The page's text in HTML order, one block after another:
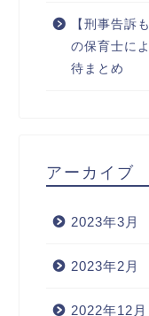
【刑事告訴
の保育士に
待まとめ
アーカイブ
2023年3月
2023年2月
2022年12月